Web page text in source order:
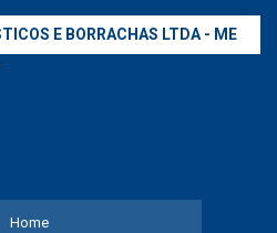
E BORRACHAS LTDA - ME
Home